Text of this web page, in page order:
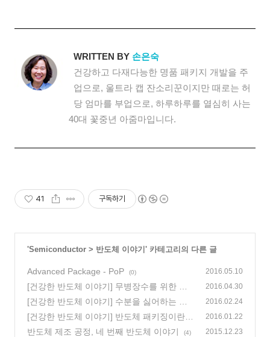
WRITTEN BY 손은숙
건강하고 다재다능한 명품 패키지 개발을 주
업으로, 울트라 캡 잔소리꾼이지만 때로는 허
당 엄마를 부업으로, 하루하루를 열심히 사는
40대 꽃중년 아줌마입니다.
41 구독하기
'Semiconductor > 반도체 이야기 ' 카테고리의 다른 글
Advanced Package - PoP (0) 2016.05.10
[건강한 반도체 이야기] 무병장수를 위한 반
도체 패키지 건강 검진항목, 2편
(1)
2016.04.30
[건강한 반도체 이야기] 수분을 싫어하는 반
도체 패키지
(2)
2016.02.24
[건강한 반도체 이야기] 반도체 패키징이란?
(7)
2016.01.22
반도체 제조 공정, 네 번째 반도체 이야기 (4) 2015.12.23